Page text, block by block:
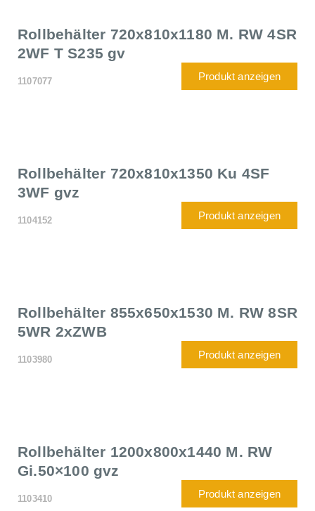
Rollbehälter 720x810x1180 M. RW 4SR
2WF T S235 gv
1107077 Produkt anzeigen
Rollbehälter 720x810x1350 Ku 4SF
3WF gvz
1104152 Produkt anzeigen
Rollbehälter 855x650x1530 M. RW 8SR
5WR 2xZWB
1103980 Produkt anzeigen
Rollbehälter 1200x800x1440 M. RW
Gi.50×100 gvz
1103410 Produkt anzeigen